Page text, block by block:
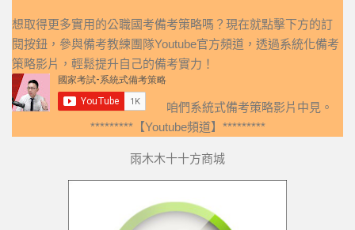
想取得更多實用的公職國考備考策略嗎？現在就點擊下方的訂
閱按鈕，參與備考教練團隊Youtube官方頻道，透過系統化備考
策略影片，輕鬆提升自己的備考實力！
咱們系統式備考策略影片中見。
*********【Youtube頻道】*********
雨木木十十方商城